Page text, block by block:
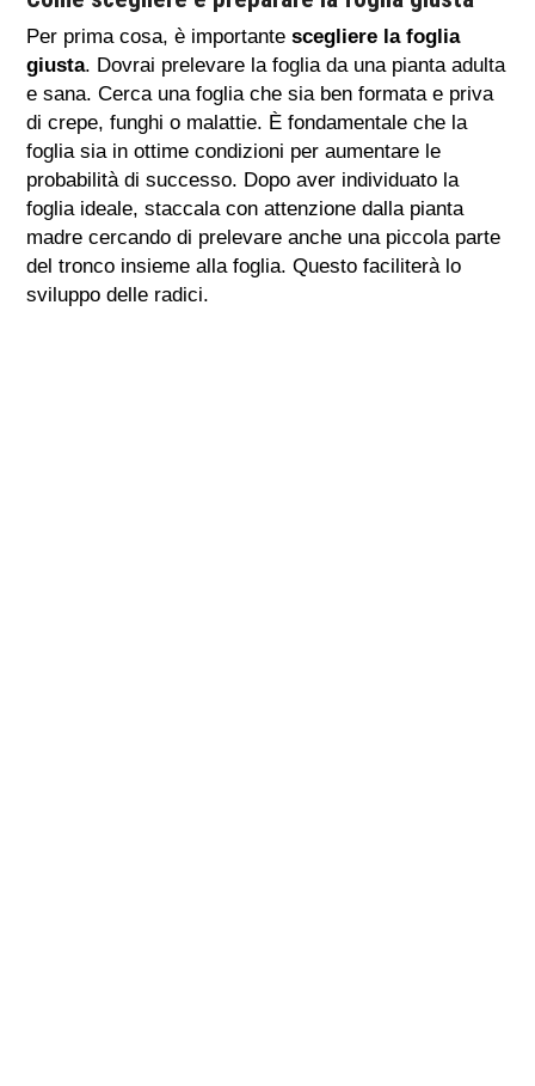
Per prima cosa, è importantescegliere la foglia
giusta. Dovrai prelevare la foglia da una pianta adulta
e sana. Cerca una foglia che sia ben formata e priva
di crepe, funghi o malattie. È fondamentale che la
foglia sia in ottime condizioni per aumentare le
probabilità di successo. Dopo aver individuato la
foglia ideale, staccala con attenzione dalla pianta
madre cercando di prelevare anche una piccola parte
del tronco insieme alla foglia. Questo faciliterà lo
sviluppo delle radici.